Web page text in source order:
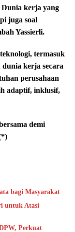
Dunia kerja yang
juga soal
Yassierli.
termasuk
kerja secara
perusahaan
adaptif, inklusif,
demi
bagi Masyarakat
untuk Atasi
Perkuat